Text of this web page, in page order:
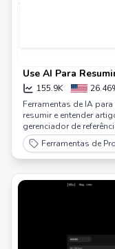
Use AI Para
155.9K
Ferramentas de IA
resumir e entender
gerenciador de
Ferramentas de